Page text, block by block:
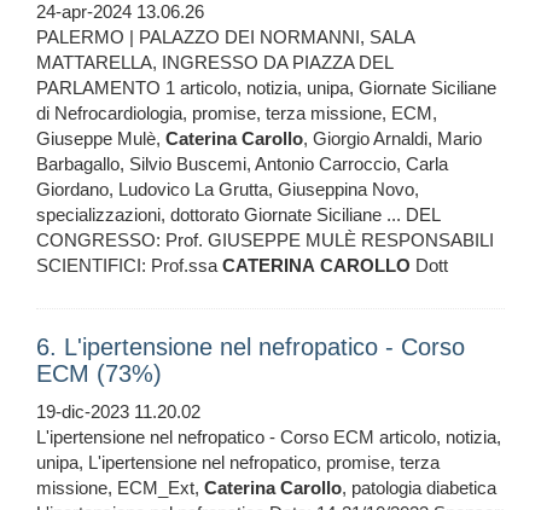
24-apr-2024 13.06.26
PALERMO | PALAZZO DEI NORMANNI, SALA
MATTARELLA, INGRESSO DA PIAZZA DEL
PARLAMENTO 1 articolo, notizia, unipa, Giornate Siciliane
di Nefrocardiologia, promise, terza missione, ECM,
Giuseppe Mulè, Caterina Carollo, Giorgio Arnaldi, Mario
Barbagallo, Silvio Buscemi, Antonio Carroccio, Carla
Giordano, Ludovico La Grutta, Giuseppina Novo,
specializzazioni, dottorato Giornate Siciliane ... DEL
CONGRESSO: Prof. GIUSEPPE MULÈ RESPONSABILI
SCIENTIFICI: Prof.ssaCATERINA CAROLLO Dott
6. L'ipertensione nel nefropatico - Corso
ECM (73%)
19-dic-2023 11.20.02
L'ipertensione nel nefropatico - Corso ECM articolo, notizia,
unipa, L'ipertensione nel nefropatico, promise, terza
missione, ECM_Ext, Caterina Carollo, patologia diabetica